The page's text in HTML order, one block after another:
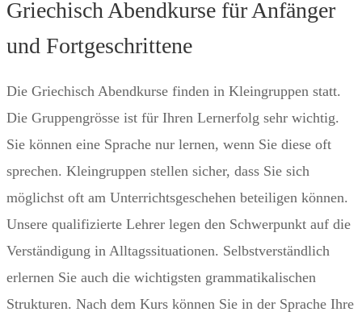
Griechisch Abendkurse für Anfänger
und Fortgeschrittene
Die Griechisch Abendkurse finden in Kleingruppen statt.
Die Gruppengrösse ist für Ihren Lernerfolg sehr wichtig.
Sie können eine Sprache nur lernen, wenn Sie diese oft
sprechen. Kleingruppen stellen sicher, dass Sie sich
möglichst oft am Unterrichtsgeschehen beteiligen können.
Unsere qualifizierte Lehrer legen den Schwerpunkt auf die
Verständigung in Alltagssituationen. Selbstverständlich
erlernen Sie auch die wichtigsten grammatikalischen
Strukturen. Nach dem Kurs können Sie in der Sprache Ihre